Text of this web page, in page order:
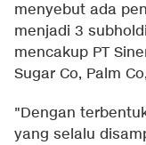
menyebut ada
menjadi 3
mencakup PT
Sugar Co, Palm
"Dengan
yang selalu